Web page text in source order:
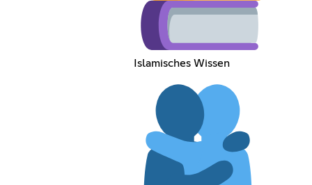
Islamisches Wissen